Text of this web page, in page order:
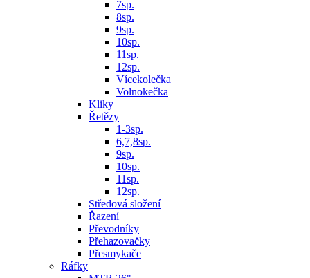
7sp.
8sp.
9sp.
10sp.
11sp.
12sp.
Vícekolečka
Volnokečka
Kliky
Řetězy
1-3sp.
6,7,8sp.
9sp.
10sp.
11sp.
12sp.
Středová složení
Řazení
Převodníky
Přehazovačky
Přesmykače
Ráfky